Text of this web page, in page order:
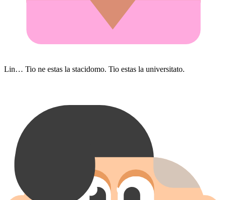
Lin… Tio ne estas la stacidomo. Tio estas la universitato.